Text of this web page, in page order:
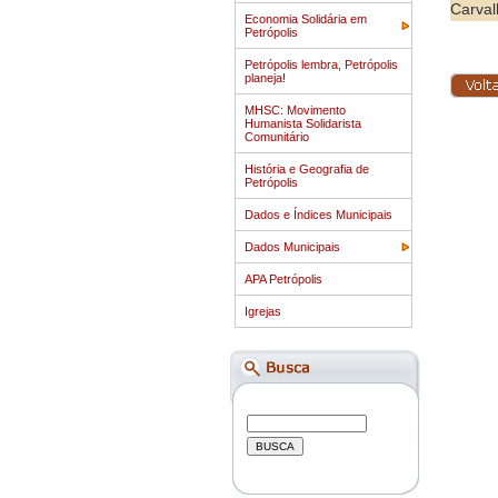
Economia Solidária em
Petrópolis
Petrópolis lembra, Petrópolis
planeja!
MHSC: Movimento
Humanista Solidarista
Comunitário
História e Geografia de
Petrópolis
Dados e Índices Municipais
Dados Municipais
APA Petrópolis
Igrejas